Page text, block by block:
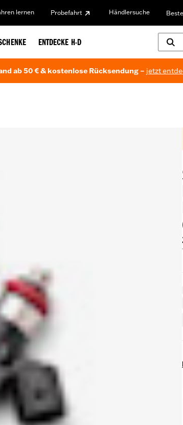
lernen Probefahrt Händlersuche
ENTDECKE H-D
ab 50 € & kostenlose Rücksendung – jetzt